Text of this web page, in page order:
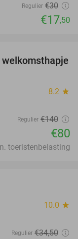
Regulier €30
€17,50
43%
8.2 star
Regulier €140
€80
toeristenbelasting
10.0 star
Regulier €34,50